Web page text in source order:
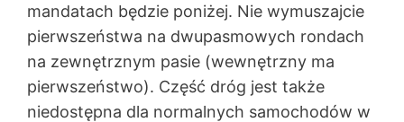
mandatach będzie poniżej. Nie wymuszajcie
pierwszeństwa na dwupasmowych rondach
na zewnętrznym pasie (wewnętrzny ma
pierwszeństwo). Część dróg jest także
niedostępna dla normalnych samochodów w